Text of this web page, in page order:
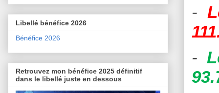
-
-
Libellé bénéfice 2026
Bénéfice 2026
Retrouvez mon bénéfice 2025 définitif
dans le libellé juste en dessous